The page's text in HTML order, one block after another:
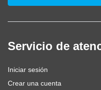
Servicio de
Iniciar sesión
Crear una cuenta